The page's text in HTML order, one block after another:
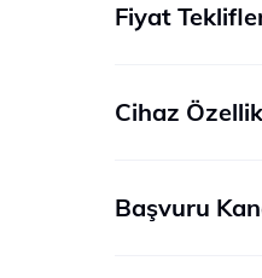
Fiyat
Cihaz
Başvuru